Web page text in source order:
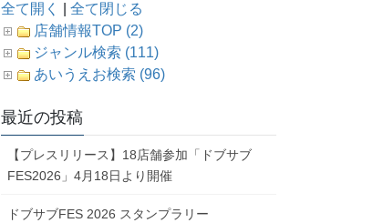
全て開く |全て閉じる
店舗情報TOP (2)
ジャンル検索 (111)
あいうえお検索 (96)
最近の投稿
【プレスリリース】18店舗参加「ドブサブ
FES2026」4月18日より開催
ドブサブFES 2026 スタンプラリー